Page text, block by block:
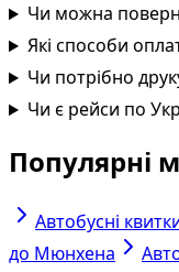
Чи можна
Які способи
Чи потрібно
Чи є рейси по
Популярні
Автобусні
до Мюнхена